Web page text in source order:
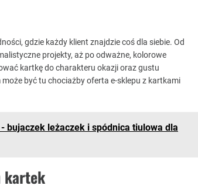
gdzie każdy klient znajdzie coś dla siebie. Od
projekty, aż po odważne, kolorowe
kartkę do charakteru okazji oraz gustu
być tu chociażby oferta e-sklepu z kartkami
bujaczek leżaczek i spódnica tiulowa dla
kartek